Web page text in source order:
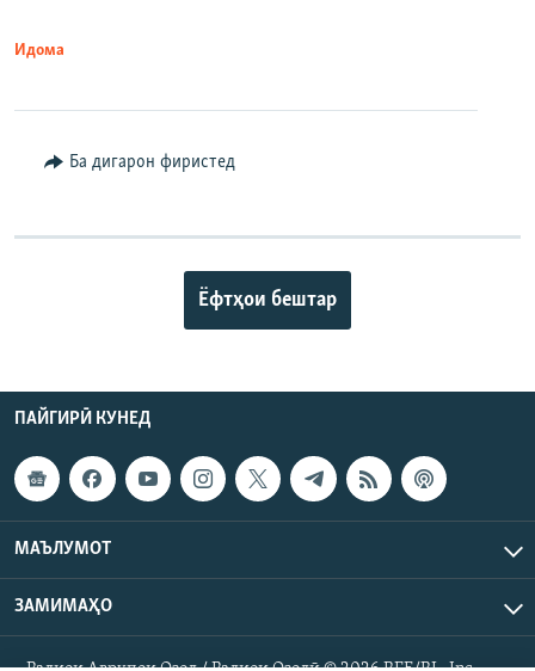
Идома
Ба дигарон фиристед
Ёфтҳои бештар
ПАЙГИРӢ КУНЕД
МАЪЛУМОТ
ЗАМИМАҲО